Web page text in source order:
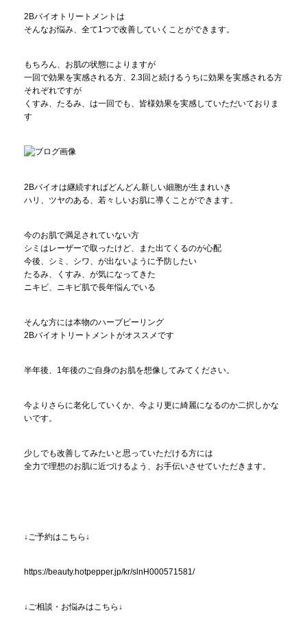
2Bバイオトリートメントは
そんなお悩み、全て1つで改善していくことができます。
もちろん、お肌の状態によりますが
一回で効果を実感される方、2.3回と続けるうちに効果を実感される方
それぞれですが
くすみ、たるみ、は一回でも、皆様効果を実感していただいておりま
す
2Bバイオは継続すればどんどん新しい細胞が生まれいき
ハリ、ツヤのある、若々しいお肌に導くことができます。
今のお肌で満足されていない方
シミはレーザーで取ったけど、また出てくるのが心配
今後、シミ、シワ、が出ないように予防したい
たるみ、くすみ、が気になってきた
ニキビ、ニキビ肌で長年悩んでいる
そんな方には本物のハーブピーリング
2Bバイオトリートメントがオススメです
半年後、1年後のご自身のお肌を想像してみてください。
今よりさらに老化していくか、今より更に綺麗になるのか二択しかな
いです。
少しでも改善してみたいと思っていただける方には
全力で理想のお肌に近づけるよう、お手伝いさせていただきます。
↓ご予約はこちら↓
https://beauty.hotpepper.jp/kr/slnH000571581/
↓ご相談・お悩みはこちら↓